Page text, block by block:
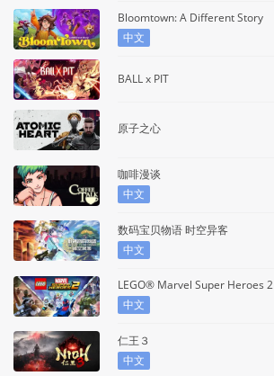
Bloomtown: A Different Story
中文
BALL x PIT
原子之心
咖啡漫谈
中文
数码宝贝物语 时空异客
中文
LEGO® Marvel Super Heroes 2
中文
仁王３
中文